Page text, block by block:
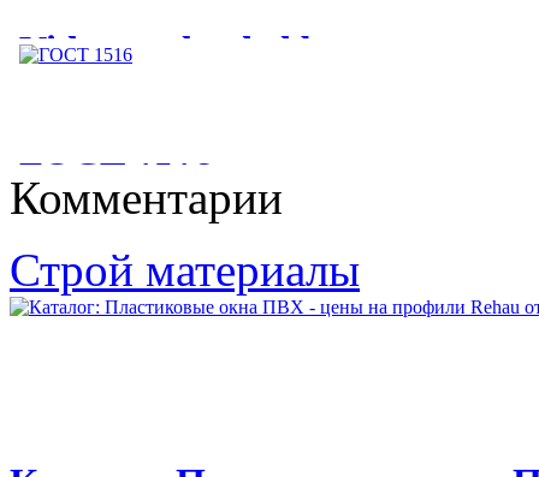
Videos uploaded by user
Videos uploaded by user “Остекление балконов и лоджий. Цены
на остекление балконов...
ГОСТ 1516
ЭЛЕКТРОУСТАНОВКИ ПЕРЕМЕННОГО ТОКА НА...
Комментарии
Строй материалы